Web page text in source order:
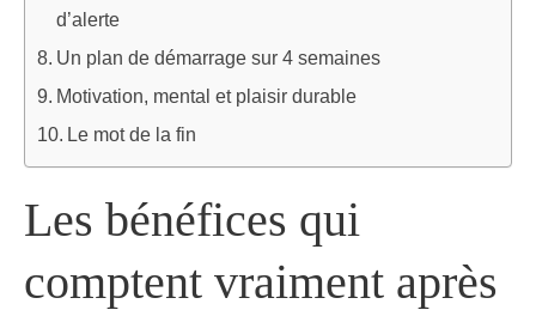
d’alerte
Un plan de démarrage sur 4 semaines
Motivation, mental et plaisir durable
Le mot de la fin
Les bénéfices qui
comptent vraiment après